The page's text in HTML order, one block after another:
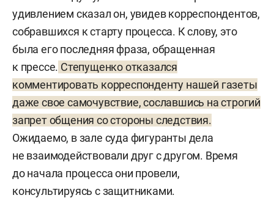
удивлением сказал он, увидев корреспондентов,
собравшихся к старту процесса. К слову, это
была его последняя фраза, обращенная
к прессе. Степущенко отказался
комментировать корреспонденту нашей газеты
даже свое самочувствие, сославшись на строгий
запрет общения со стороны следствия.
Ожидаемо, в зале суда фигуранты дела
не взаимодействовали друг с другом. Время
до начала процесса они провели,
консультируясь с защитниками.